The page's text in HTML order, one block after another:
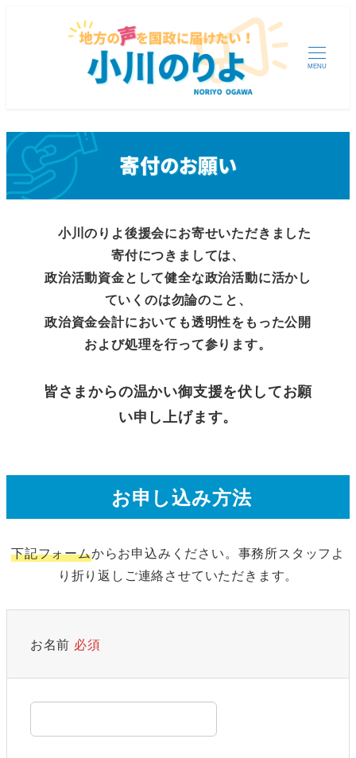
MENU
小川のりよ後援会にお寄せいただきました
寄付につきましては、
政治活動資金として健全な政治活動に活かし
ていくのは勿論のこと、
政治資金会計においても透明性をもった公開
および処理を行って参ります。
皆さまからの温かい御支援を伏してお願
い申し上げます。
お申し込み方法
下記フォームからお申込みください。事務所スタッフよ
り折り返しご連絡させていただきます。
お名前 必須